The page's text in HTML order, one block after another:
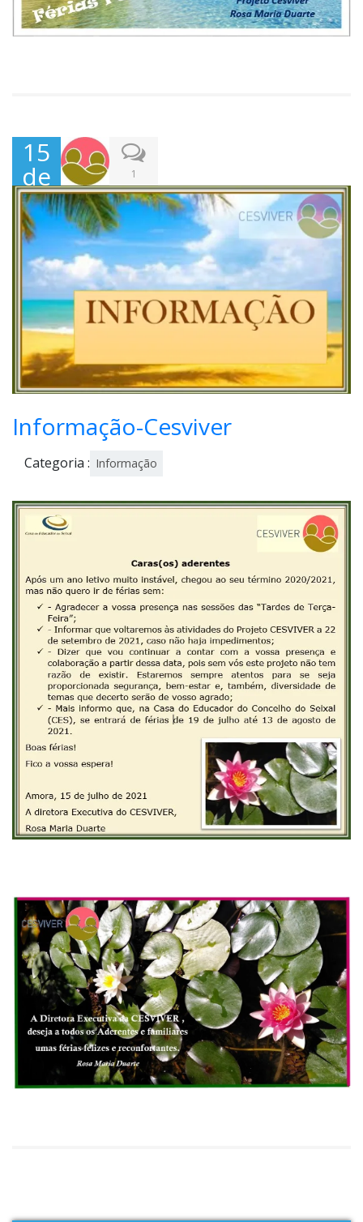
15
de
Julh
o,
202
1
1
Informação-Cesviver
Categoria : Informação